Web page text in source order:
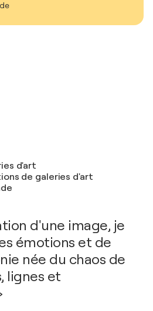
d'art
de galeries d'art
d'une image, je
émotions et de
née du chaos de
lignes et